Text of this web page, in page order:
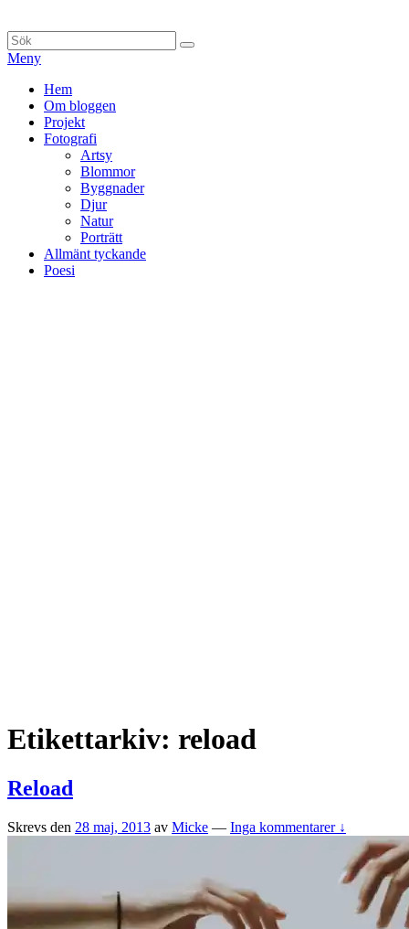
till
innehåll
Sök
efter:
Sök
Meny
Primär
meny
Hem
Om bloggen
Projekt
Fotografi
Artsy
Blommor
Byggnader
Djur
Natur
Porträtt
Allmänt tyckande
Poesi
Etikettarkiv: reload
Reload
Skrevs den 28 maj, 2013 av Micke — Inga kommentarer ↓